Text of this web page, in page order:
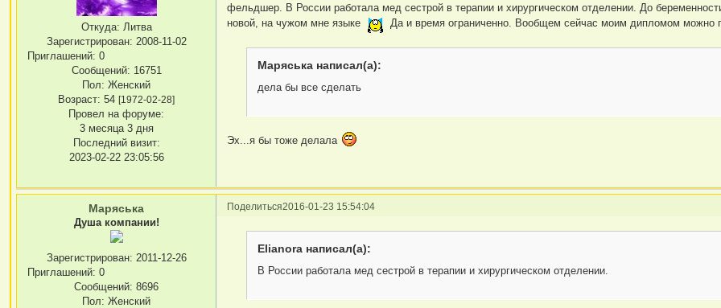
Откуда: Литва
Зарегистрирован: 2008-11-02
Приглашений: 0
Сообщений: 16751
Пол: Женский
Возраст: 54[1972-02-28]
Провел на форуме:
3 месяца 3 дня
Последний визит:
2023-02-22 23:05:56
фельдшер. В России работала мед сестрой в терапии и хирургическом отделении. До
новой, на чужом мне языке
Да и время ограниченно. Вообщем сейчас моим дипломом можно
Маряська написал(а):
дела бы все сделать
Эх...я бы тоже делала
Поделиться2016-01-23 15:54:04
Маряська
Душа компании!
Зарегистрирован: 2011-12-26
Приглашений: 0
Сообщений: 8696
Пол: Женский
Elianora написал(а):
В России работала мед сестрой в терапии и хирургическом отделении.